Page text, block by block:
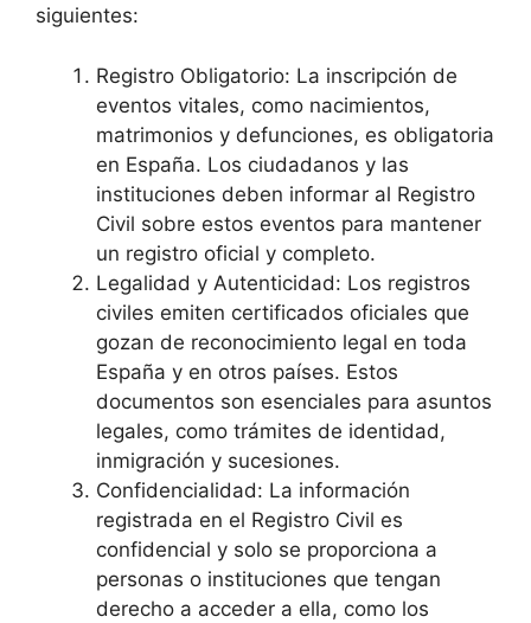
siguientes:
Registro Obligatorio: La inscripción de
eventos vitales, como nacimientos,
matrimonios y defunciones, es obligatoria
en España. Los ciudadanos y las
instituciones deben informar al Registro
Civil sobre estos eventos para mantener
un registro oficial y completo.
Legalidad y Autenticidad: Los registros
civiles emiten certificados oficiales que
gozan de reconocimiento legal en toda
España y en otros países. Estos
documentos son esenciales para asuntos
legales, como trámites de identidad,
inmigración y sucesiones.
Confidencialidad: La información
registrada en el Registro Civil es
confidencial y solo se proporciona a
personas o instituciones que tengan
derecho a acceder a ella, como los